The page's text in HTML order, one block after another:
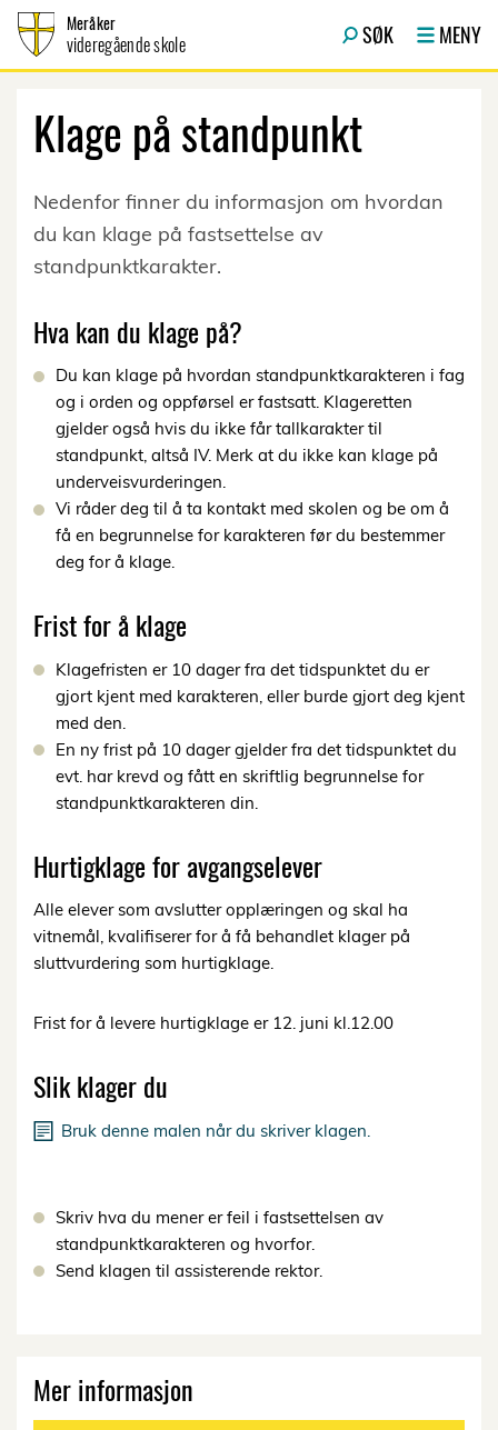
Meråker
videregående skole SØK MENY
Klage på standpunkt
Nedenfor finner du informasjon om hvordan
du kan klage på fastsettelse av
standpunktkarakter.
Hva kan du klage på?
Du kan klage på hvordan standpunktkarakteren i fag
og i orden og oppførsel er fastsatt. Klageretten
gjelder også hvis du ikke får tallkarakter til
standpunkt, altså IV. Merk at du ikke kan klage på
underveisvurderingen.
Vi råder deg til å ta kontakt med skolen og be om å
få en begrunnelse for karakteren før du bestemmer
deg for å klage.
Frist for å klage
Klagefristen er 10 dager fra det tidspunktet du er
gjort kjent med karakteren, eller burde gjort deg kjent
med den.
En ny frist på 10 dager gjelder fra det tidspunktet du
evt. har krevd og fått en skriftlig begrunnelse for
standpunktkarakteren din.
Hurtigklage for avgangselever
Alle elever som avslutter opplæringen og skal ha
vitnemål, kvalifiserer for å få behandlet klager på
sluttvurdering som hurtigklage.
Frist for å levere hurtigklage er 12. juni kl.12.00
Slik klager du
Bruk denne malen når du skriver klagen.
Skriv hva du mener er feil i fastsettelsen av
standpunktkarakteren og hvorfor.
Send klagen til assisterende rektor.
Mer informasjon